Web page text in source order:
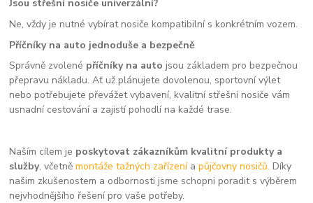
Jsou střešní nosiče univerzální?
Ne, vždy je nutné vybírat nosiče kompatibilní s konkrétním vozem.
Příčníky na auto jednoduše a bezpečně
Správně zvolené příčníky na auto jsou základem pro bezpečnou
přepravu nákladu. Ať už plánujete dovolenou, sportovní výlet
nebo potřebujete převážet vybavení, kvalitní střešní nosiče vám
usnadní cestování a zajistí pohodlí na každé trase.
Naším cílem je poskytovat zákazníkům kvalitní produkty a
služby, včetněmontáže tažných zařízení apůjčovny nosičů. Díky
našim zkušenostem a odbornosti jsme schopni poradit s výběrem
nejvhodnějšího řešení pro vaše potřeby.